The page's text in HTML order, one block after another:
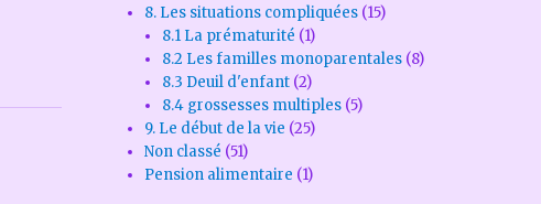
8. Les situations compliquées (15)
8.1 La prématurité (1)
8.2 Les familles monoparentales (8)
8.3 Deuil d'enfant (2)
8.4 grossesses multiples (5)
9. Le début de la vie (25)
Non classé (51)
Pension alimentaire (1)